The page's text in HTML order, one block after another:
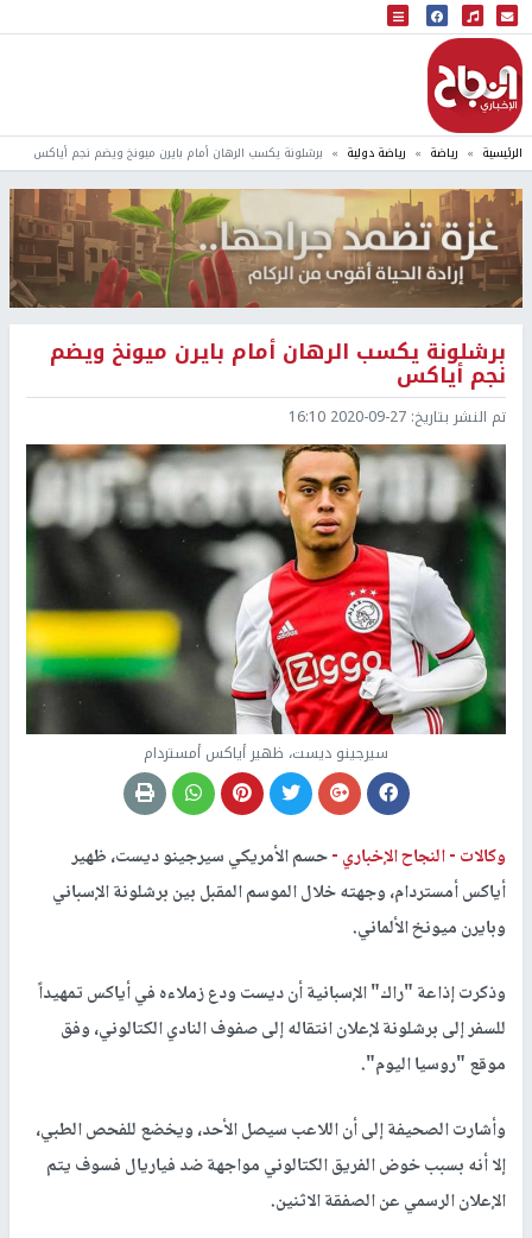
البث المباشر
إذاعة النجاح
الرئيسية رياضة رياضة دولية برشلونة يكسب الرهان أمام بايرن ميونخ ويضم نجم أياكس
برشلونة يكسب الرهان أمام بايرن ميونخ ويضم
نجم أياكس
تم النشر بتاريخ: 2020-09-27 16:10
سيرجينو ديست، ظهير أياكس أمستردام
وكالات -النجاح الإخباري -حسم الأمريكي سيرجينو ديست، ظهير
أياكس أمستردام، وجهته خلال الموسم المقبل بين برشلونة الإسباني
وبايرن ميونخ الألماني.
وذكرت إذاعة "راك" الإسبانية أن ديست ودع زملاءه في أياكس تمهيداً
للسفر إلى برشلونة لإعلان انتقاله إلى صفوف النادي الكتالوني، وفق
موقع "روسيا اليوم".
وأشارت الصحيفة إلى أن اللاعب سيصل الأحد، ويخضع للفحص الطبي،
إلا أنه بسبب خوض الفريق الكتالوني مواجهة ضد فياريال فسوف يتم
الإعلان الرسمي عن الصفقة الاثنين.